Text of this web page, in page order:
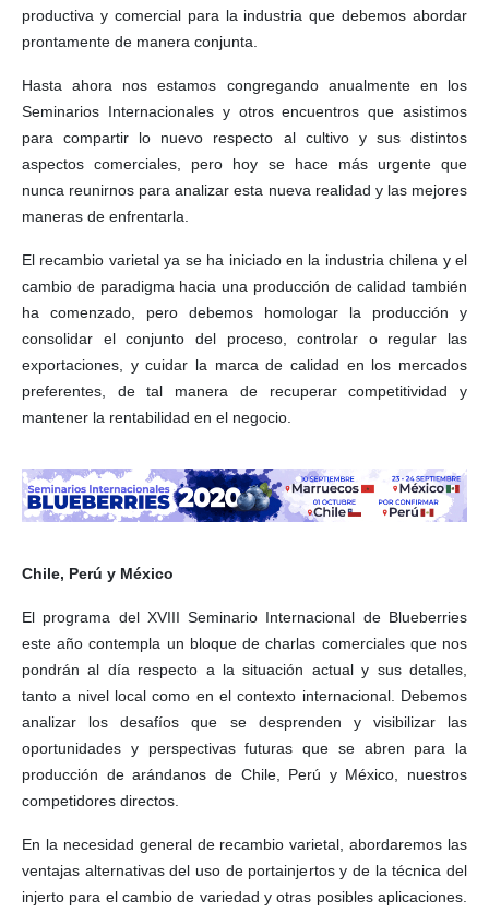
productiva y comercial para la industria que debemos abordar
prontamente de manera conjunta.
Hasta ahora nos estamos congregando anualmente en los
Seminarios Internacionales y otros encuentros que asistimos
para compartir lo nuevo respecto al cultivo y sus distintos
aspectos comerciales, pero hoy se hace más urgente que
nunca reunirnos para analizar esta nueva realidad y las mejores
maneras de enfrentarla.
El recambio varietal ya se ha iniciado en la industria chilena y el
cambio de paradigma hacia una producción de calidad también
ha comenzado, pero debemos homologar la producción y
consolidar el conjunto del proceso, controlar o regular las
exportaciones, y cuidar la marca de calidad en los mercados
preferentes, de tal manera de recuperar competitividad y
mantener la rentabilidad en el negocio.
Chile, Perú y México
El programa del XVIII Seminario Internacional de Blueberries
este año contempla un bloque de charlas comerciales que nos
pondrán al día respecto a la situación actual y sus detalles,
tanto a nivel local como en el contexto internacional. Debemos
analizar los desafíos que se desprenden y visibilizar las
oportunidades y perspectivas futuras que se abren para la
producción de arándanos de Chile, Perú y México, nuestros
competidores directos.
En la necesidad general de recambio varietal, abordaremos las
ventajas alternativas del uso de portainjertos y de la técnica del
injerto para el cambio de variedad y otras posibles aplicaciones.